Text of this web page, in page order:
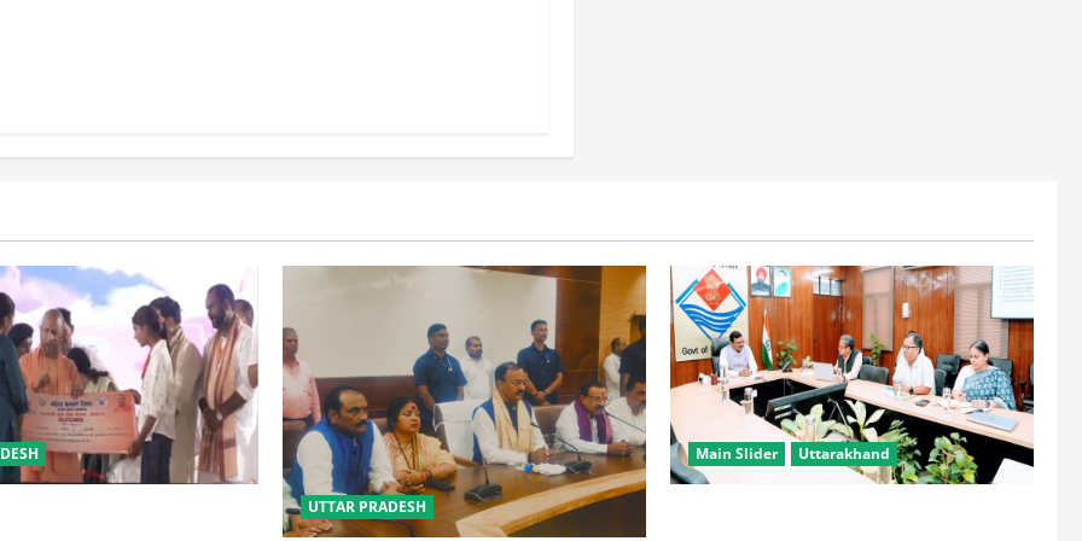
UTTAR PRADESH
Main Slider Uttarakhand